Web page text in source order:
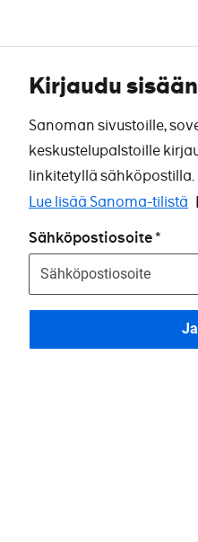
Kirjaudu
Sanoman sivustoille,
keskustelupalstoille
linkitetyllä sähköpostilla.
Lue lisää Sanoma-tilistä
Sähköpostiosoite